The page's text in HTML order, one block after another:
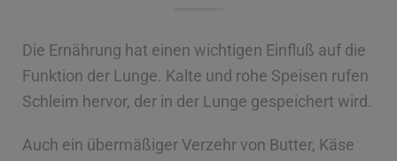
Die Ernährung hat einen wichtigen Einfluß auf die
Funktion der Lunge. Kalte und rohe Speisen rufen
Schleim hervor, der in der Lunge gespeichert wird.
Auch ein übermäßiger Verzehr von Butter, Käse